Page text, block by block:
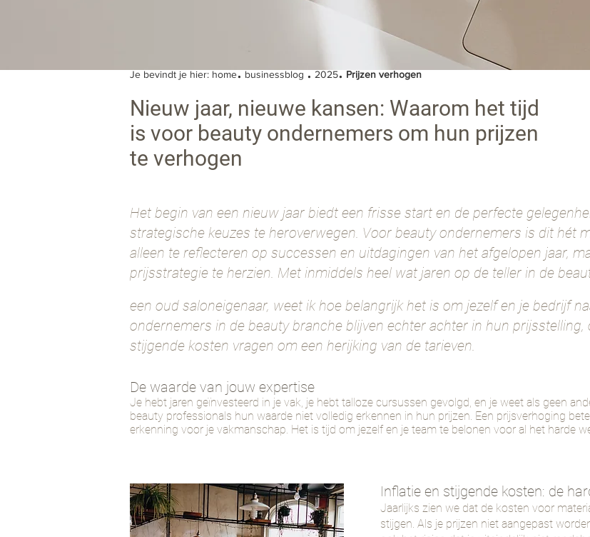
Je bevindt je hier: home. businessblog . 2025. Prijzen verhogen
Nieuw jaar, nieuwe kansen: Waarom het tijd
is voor beauty ondernemers om hun prijzen
te verhogen
Het begin van een nieuw jaar biedt een frisse start en de perfecte
strategische keuzes te heroverwegen. Voor beauty ondernemers is dit hét
alleen te reflecteren op successen en uitdagingen van het afgelopen jaar,
prijsstrategie te herzien. Met inmiddels heel wat jaren op de teller in de
een oud saloneigenaar, weet ik hoe belangrijk het is om jezelf en je bedrijf
ondernemers in de beauty branche blijven echter achter in hun prijsstelling,
stijgende kosten vragen om een herijking van de tarieven.
De waarde van jouw expertise
Je hebt jaren geïnvesteerd in je vak, je hebt talloze cursussen gevolgd, en je weet als geen
beauty professionals hun waarde niet volledig erkennen in hun prijzen. Een prijsverhoging
erkenning voor je vakmanschap. Het is tijd om jezelf en je team te belonen voor al het harde
Inflatie en stijgende kosten: de
Jaarlijks zien we dat de kosten voor
stijgen. Als je prijzen niet aangepast